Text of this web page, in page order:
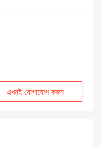
এখনই যোগাযোগ করুন